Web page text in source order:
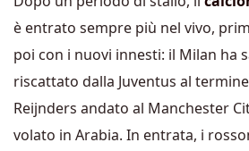
è entrato sempre più nel vivo,
poi con i nuovi innesti: il Milan ha
riscattato dalla Juventus al
Reijnders andato al Manchester
volato in Arabia. In entrata, i